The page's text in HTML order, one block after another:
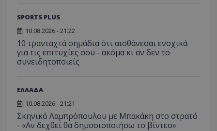
SPORTS PLUS
10.08.2026 - 21:22
10 τρανταχτά σημάδια ότι αισθάνεσαι ενοχικά
για τις επιτυχίες σου - ακόμα κι αν δεν το
συνειδητοποιείς
ΕΛΛΑΔΑ
10.08.2026 - 21:21
Σκηνικό Λαμπρόπουλου με Μπακάκη στο στρατό
- «Αν δεχθεί θα δημοσιοποιήσω το βίντεο»